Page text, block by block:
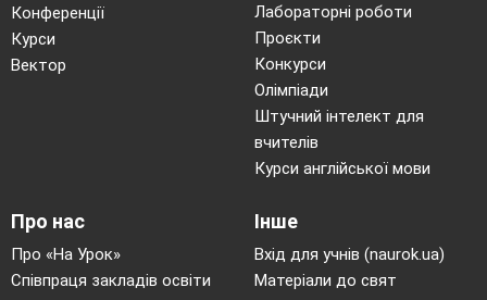
Запиши можливий сценарій та
зобрази схематично в зошиті
макет слайдів цієї презентації.
Створи структуру майбутньої
презентації «Моя родина»
Отже, можемо перейти до виконання
практичної роботи
(Робота за комп’ютером)
Конференції
Курси
Вектор
Лабораторні роботи
Проєкти
Конкурси
Олімпіади
Штучний інтелект для
вчителів
Курси англійської мови
Про нас
Про «На Урок»
Співпраця закладів освіти
Інше
Вхід для учнів (naurok.ua)
Матеріали до свят